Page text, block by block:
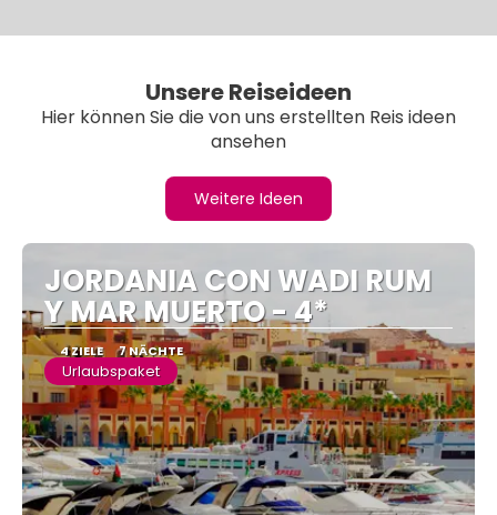
Unsere Reiseideen
Hier können Sie die von uns erstellten Reis ideen
ansehen
Weitere Ideen
JORDANIA CON WADI RUM
Y MAR MUERTO - 4*
4 ZIELE 7 NÄCHTE
Urlaubspaket